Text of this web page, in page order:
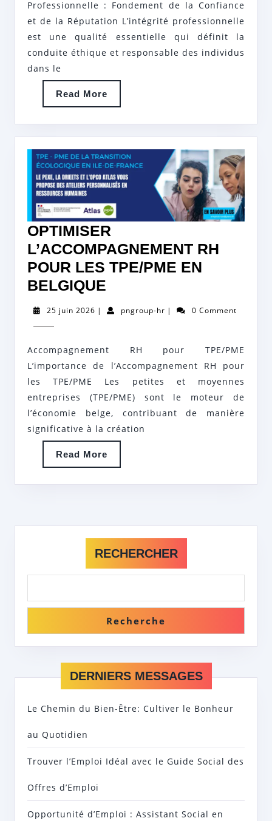
PILIER
DE
CONFIANCE
Professionnelle : Fondement de la Confiance
et de la Réputation L’intégrité professionnelle
est une qualité essentielle qui définit la
conduite éthique et responsable des individus
dans le
Read More
More
OPTIMISER
L’ACCOMPAGNEMENT RH
POUR LES TPE/PME EN
BELGIQUE
L’ACCOMPAGNEMENT
LES
TPE/PME
EN
BELGIQUE
25 juin 2026 25| pngroup-hrpngroup-
| 0 Comment
Accompagnement RH pour TPE/PME
L’importance de l’Accompagnement RH pour
les TPE/PME Les petites et moyennes
entreprises (TPE/PME) sont le moteur de
l’économie belge, contribuant de manière
significative à la création
Read More
More
RECHERCHER
Recherche
DERNIERS MESSAGES
Le Chemin du Bien-Être: Cultiver le Bonheur
au Quotidien
Trouver l’Emploi Idéal avec le Guide Social des
Offres d’Emploi
Opportunité d’Emploi : Assistant Social en